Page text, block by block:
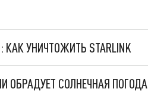
УНИЧТОЖИТЬ STARLINK
ОБРАДУЕТ СОЛНЕЧНАЯ ПОГОДА